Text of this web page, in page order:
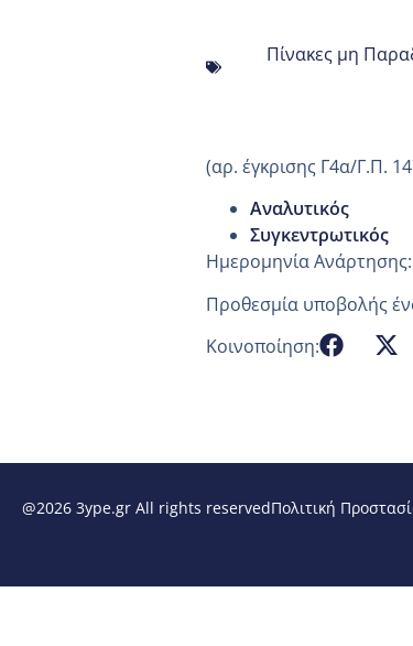
Πίνακες μη
(αρ. έγκρισης Γ4α/Γ.Π.
Αναλυτικός
Συγκεντρωτικός
Ημερομηνία
Προθεσμία υποβολής
Κοινοποίηση:
@2026 3ype.gr All rights reservedΠολιτική